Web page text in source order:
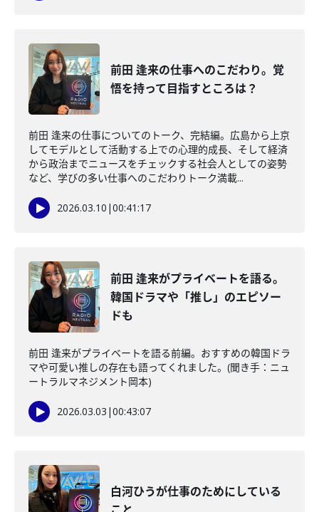
前田 逢来の仕事へのこだわり。覚
悟を持って目指すところは？
前田 逢来の仕事についてのトーク、完結編。広島から上京
してモデルとして活動する上での心理的成長、そして経済
から政治までニュースをチェックする社会人としての姿勢
など、学びの多い仕事へのこだわりトーク満載...
2026.03.10 |00:41:17
前田 逢来がプライベートを語る。
韓国ドラマや「推し」のエピソー
ドも
前田 逢来がプライベートを語る前編。おすすめの韓国ドラ
マや可愛い推しの存在も語ってくれました。(聞き手：ニュ
ートラルマネジメント岡本)
2026.03.03 |00:43:07
白河ひうが仕事のためにしている